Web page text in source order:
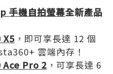
手機自拍螢幕全新產品
，即可享長達 12 個
雲端內存！
Pro 2 ，可享長達 6